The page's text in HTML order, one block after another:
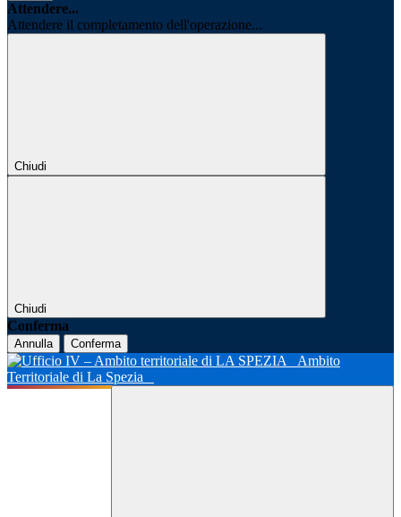
Attendere...
Attendere il completamento dell'operazione...
Chiudi
Chiudi
Conferma
Annulla Conferma
Ambito
Territoriale di La Spezia